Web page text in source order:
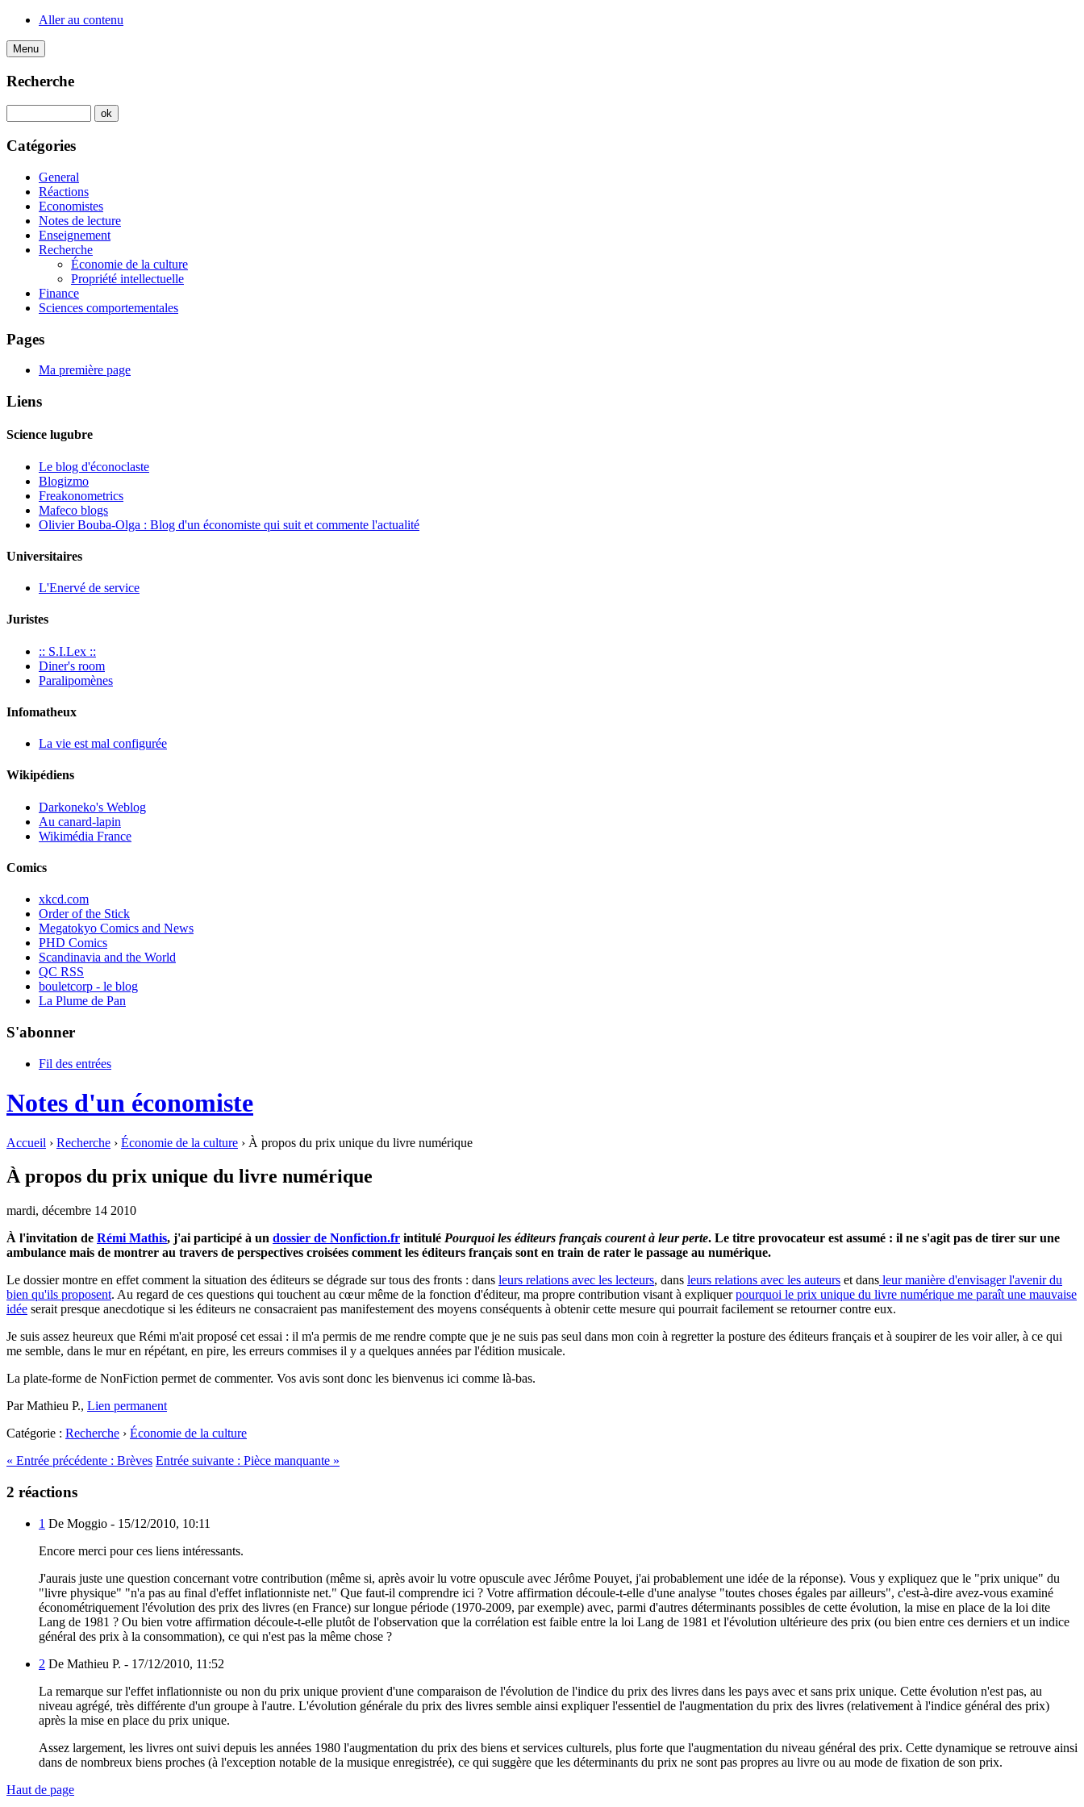
Aller au contenu
Menu
Recherche
Catégories
General
Réactions
Economistes
Notes de lecture
Enseignement
Recherche
Économie de la culture
Propriété intellectuelle
Finance
Sciences comportementales
Pages
Ma première page
Liens
Science lugubre
Le blog d'éconoclaste
Blogizmo
Freakonometrics
Mafeco blogs
Olivier Bouba-Olga : Blog d'un économiste qui suit et commente l'actualité
Universitaires
L'Enervé de service
Juristes
:: S.I.Lex ::
Diner's room
Paralipomènes
Infomatheux
La vie est mal configurée
Wikipédiens
Darkoneko's Weblog
Au canard-lapin
Wikimédia France
Comics
xkcd.com
Order of the Stick
Megatokyo Comics and News
PHD Comics
Scandinavia and the World
QC RSS
bouletcorp - le blog
La Plume de Pan
S'abonner
Fil des entrées
Notes d'un économiste
Accueil › Recherche › Économie de la culture › À propos du prix unique du livre numérique
À propos du prix unique du livre numérique
mardi, décembre 14 2010
À l'invitation de Rémi Mathis, j'ai participé à un dossier de Nonfiction.fr intitulé Pourquoi les éditeurs français courent à leur perte. Le titre provocateur est assumé : il ne s'agit pas de tirer sur une
ambulance mais de montrer au travers de perspectives croisées comment les éditeurs français sont en train de rater le passage au numérique.
Le dossier montre en effet comment la situation des éditeurs se dégrade sur tous des fronts : dans leurs relations avec les lecteurs, dans leurs relations avec les auteurs et dans leur manière d'envisager l'avenir du
bien qu'ils proposent. Au regard de ces questions qui touchent au cœur même de la fonction d'éditeur, ma propre contribution visant à expliquerpourquoi le prix unique du livre numérique me paraît une mauvaise
idée serait presque anecdotique si les éditeurs ne consacraient pas manifestement des moyens conséquents à obtenir cette mesure qui pourrait facilement se retourner contre eux.
Je suis assez heureux que Rémi m'ait proposé cet essai : il m'a permis de me rendre compte que je ne suis pas seul dans mon coin à regretter la posture des éditeurs français et à soupirer de les voir aller, à ce qui
me semble, dans le mur en répétant, en pire, les erreurs commises il y a quelques années par l'édition musicale.
La plate-forme de NonFiction permet de commenter. Vos avis sont donc les bienvenus ici comme là-bas.
Par Mathieu P., Lien permanent
Catégorie : Recherche › Économie de la culture
« Entrée précédente : Brèves Entrée suivante : Pièce manquante »
2 réactions
1 De Moggio - 15/12/2010, 10:11
Encore merci pour ces liens intéressants.
J'aurais juste une question concernant votre contribution (même si, après avoir lu votre opuscule avec Jérôme Pouyet, j'ai probablement une idée de la réponse). Vous y expliquez que le "prix unique" du
"livre physique" "n'a pas au final d'effet inflationniste net." Que faut-il comprendre ici ? Votre affirmation découle-t-elle d'une analyse "toutes choses égales par ailleurs", c'est-à-dire avez-vous examiné
économétriquement l'évolution des prix des livres (en France) sur longue période (1970-2009, par exemple) avec, parmi d'autres déterminants possibles de cette évolution, la mise en place de la loi dite
Lang de 1981 ? Ou bien votre affirmation découle-t-elle plutôt de l'observation que la corrélation est faible entre la loi Lang de 1981 et l'évolution ultérieure des prix (ou bien entre ces derniers et un indice
général des prix à la consommation), ce qui n'est pas la même chose ?
2 De Mathieu P. - 17/12/2010, 11:52
La remarque sur l'effet inflationniste ou non du prix unique provient d'une comparaison de l'évolution de l'indice du prix des livres dans les pays avec et sans prix unique. Cette évolution n'est pas, au
niveau agrégé, très différente d'un groupe à l'autre. L'évolution générale du prix des livres semble ainsi expliquer l'essentiel de l'augmentation du prix des livres (relativement à l'indice général des prix)
après la mise en place du prix unique.
Assez largement, les livres ont suivi depuis les années 1980 l'augmentation du prix des biens et services culturels, plus forte que l'augmentation du niveau général des prix. Cette dynamique se retrouve ainsi
dans de nombreux biens proches (à l'exception notable de la musique enregistrée), ce qui suggère que les déterminants du prix ne sont pas propres au livre ou au mode de fixation de son prix.
Haut de page